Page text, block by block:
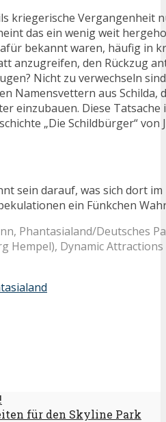
kriegerische Vergangenheit
das ein wenig weit
bekannt waren, häufig in
anzugreifen, den Rückzug
Nicht zu verwechseln
Namensvettern aus Schilda,
einzubauen. Diese
„Die Schildbürger“ von
sein darauf, was sich dort
ein Fünkchen
Phantasialand/Deutsches
Hempel), Dynamic
für den Skyline Park